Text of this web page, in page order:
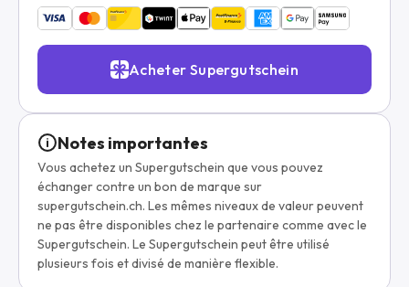
Acheter Supergutschein
Notes importantes
Vous achetez un Supergutschein que vous pouvez
échanger contre un bon de marque sur
supergutschein.ch. Les mêmes niveaux de valeur peuvent
ne pas être disponibles chez le partenaire comme avec le
Supergutschein. Le Supergutschein peut être utilisé
plusieurs fois et divisé de manière flexible.